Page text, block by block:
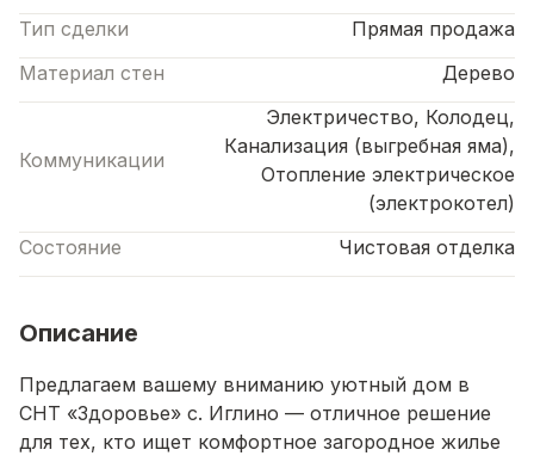
Тип сделки
Прямая продажа
Материал стен
Дерево
Коммуникации
Электричество, Колодец,
Канализация (выгребная яма),
Отопление электрическое
(электрокотел)
Состояние
Чистовая отделка
Описание
Предлагаем вашему вниманию уютный дом в
СНТ «Здоровье» с. Иглино — отличное решение
для тех, кто ищет комфортное загородное жилье